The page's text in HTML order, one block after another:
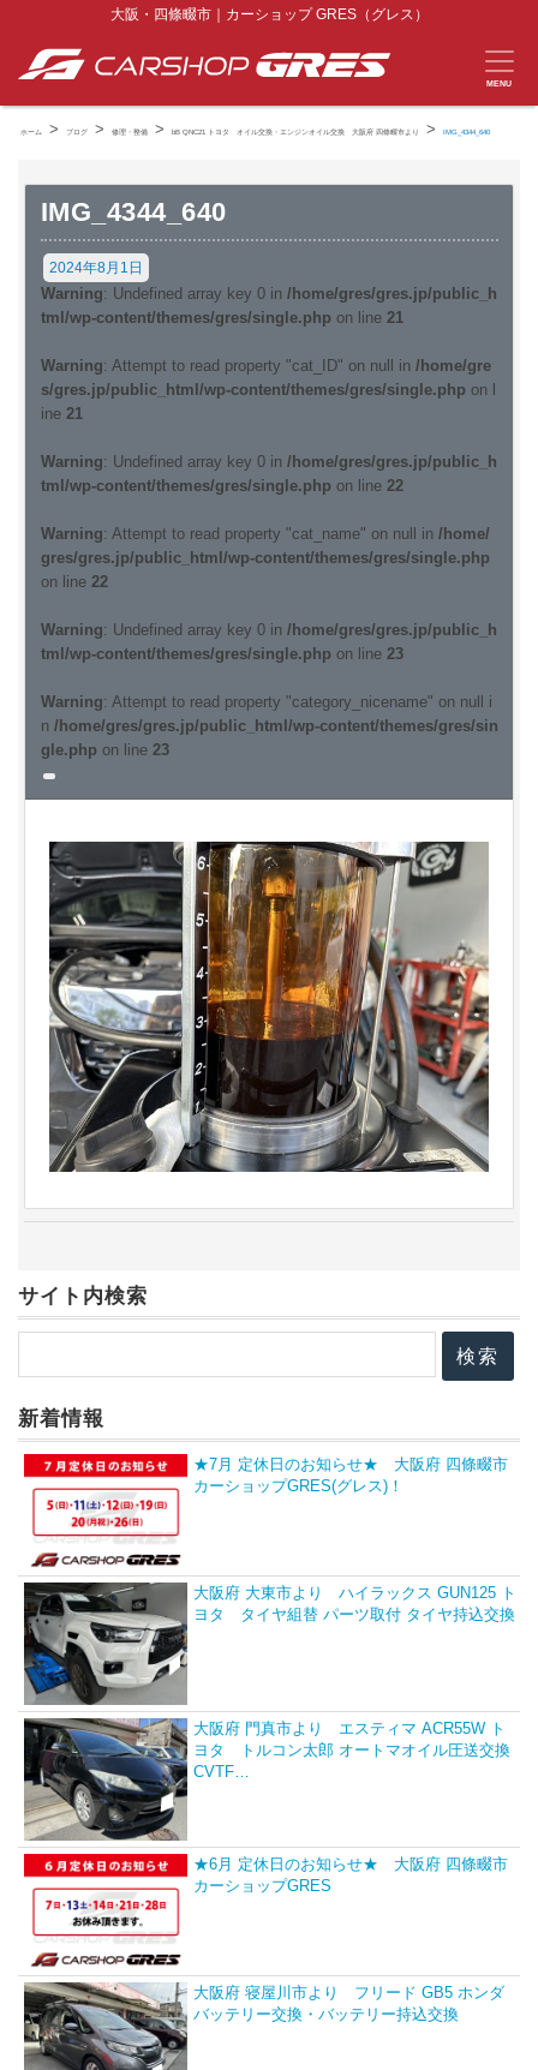
大阪・四條畷市｜カーショップ GRES（グレス）
MENU
ホーム > ブログ > 修理・整備 > bB QNC21 トヨタ オイル交換・エンジンオイル交換 大阪府 四條畷市より > IMG_4344_640
IMG_4344_640
2024年8月1日
Warning: Undefined array key 0 in /home/gres/gres.jp/public_h
tml/wp-content/themes/gres/single.phpon line 21
Warning: Attempt to read property "cat_ID" on null in /home/gre
s/gres.jp/public_html/wp-content/themes/gres/single.phpon l
ine 21
Warning: Undefined array key 0 in /home/gres/gres.jp/public_h
tml/wp-content/themes/gres/single.phpon line 22
Warning: Attempt to read property "cat_name" on null in /home/
gres/gres.jp/public_html/wp-content/themes/gres/single.php
on line 22
Warning: Undefined array key 0 in /home/gres/gres.jp/public_h
tml/wp-content/themes/gres/single.phpon line 23
Warning: Attempt to read property "category_nicename" on null i
n /home/gres/gres.jp/public_html/wp-content/themes/gres/sin
gle.phpon line 23
サイト内検索
新着情報
★7月 定休日のお知らせ★ 大阪府 四條畷市
カーショップGRES(グレス)！
大阪府 大東市より ハイラックス GUN125 ト
ヨタ タイヤ組替 パーツ取付 タイヤ持込交換
大阪府 門真市より エスティマ ACR55W ト
ヨタ トルコン太郎 オートマオイル圧送交換
CVTF…
★6月 定休日のお知らせ★ 大阪府 四條畷市
カーショップGRES
大阪府 寝屋川市より フリード GB5 ホンダ
バッテリー交換・バッテリー持込交換